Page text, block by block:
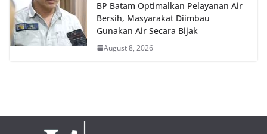
BP Batam Optimalkan Pelayanan Air
Bersih, Masyarakat Diimbau
Gunakan Air Secara Bijak
August 8, 2026